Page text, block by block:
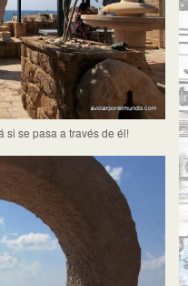
si se pasa a través de él!